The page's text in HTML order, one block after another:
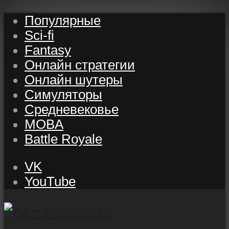
Популярные
Sci-fi
Fantasy
Онлайн стратегии
Онлайн шутеры
Симуляторы
Средневековье
MOBA
Battle Royale
VK
YouTube